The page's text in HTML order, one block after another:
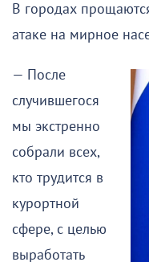
В городах
атаке на мирное
— После
случившегося
мы экстренно
собрали всех,
кто трудится в
курортной
сфере, с целью
выработать